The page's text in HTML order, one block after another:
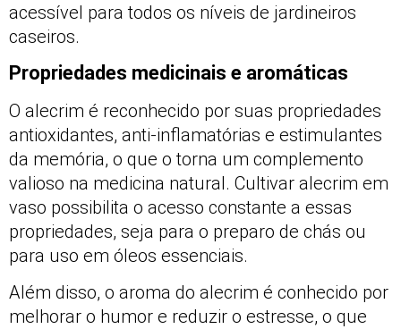
acessível para todos os níveis de jardineiros
caseiros.
Propriedades medicinais e aromáticas
O alecrim é reconhecido por suas propriedades
antioxidantes, anti-inflamatórias e estimulantes
da memória, o que o torna um complemento
valioso na medicina natural. Cultivar alecrim em
vaso possibilita o acesso constante a essas
propriedades, seja para o preparo de chás ou
para uso em óleos essenciais.
Além disso, o aroma do alecrim é conhecido por
melhorar o humor e reduzir o estresse, o que